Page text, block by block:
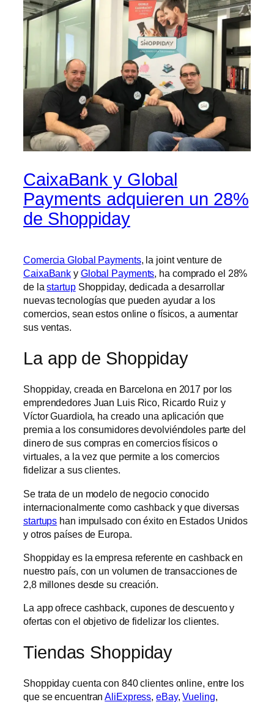
CaixaBank y Global
Payments adquieren un 28%
de Shoppiday
Comercia Global Payments, la joint venture de
CaixaBank y Global Payments, ha comprado el 28%
de lastartupShoppiday, dedicada a desarrollar
nuevas tecnologías que pueden ayudar a los
comercios, sean estos online o físicos, a aumentar
sus ventas.
La app de Shoppiday
Shoppiday, creada en Barcelona en 2017 por los
emprendedores Juan Luis Rico, Ricardo Ruiz y
Víctor Guardiola, ha creado una aplicación que
premia a los consumidores devolviéndoles parte del
dinero de sus compras en comercios físicos o
virtuales, a la vez que permite a los comercios
fidelizar a sus clientes.
Se trata de un modelo de negocio conocido
internacionalmente como cashback y que diversas
startups han impulsado con éxito en Estados Unidos
y otros países de Europa.
Shoppiday es la empresa referente en cashback en
nuestro país, con un volumen de transacciones de
2,8 millones desde su creación.
La app ofrece cashback, cupones de descuento y
ofertas con el objetivo de fidelizar los clientes.
Tiendas Shoppiday
Shoppiday cuenta con 840 clientes online, entre los
que se encuentranAliExpress,eBay,Vueling,